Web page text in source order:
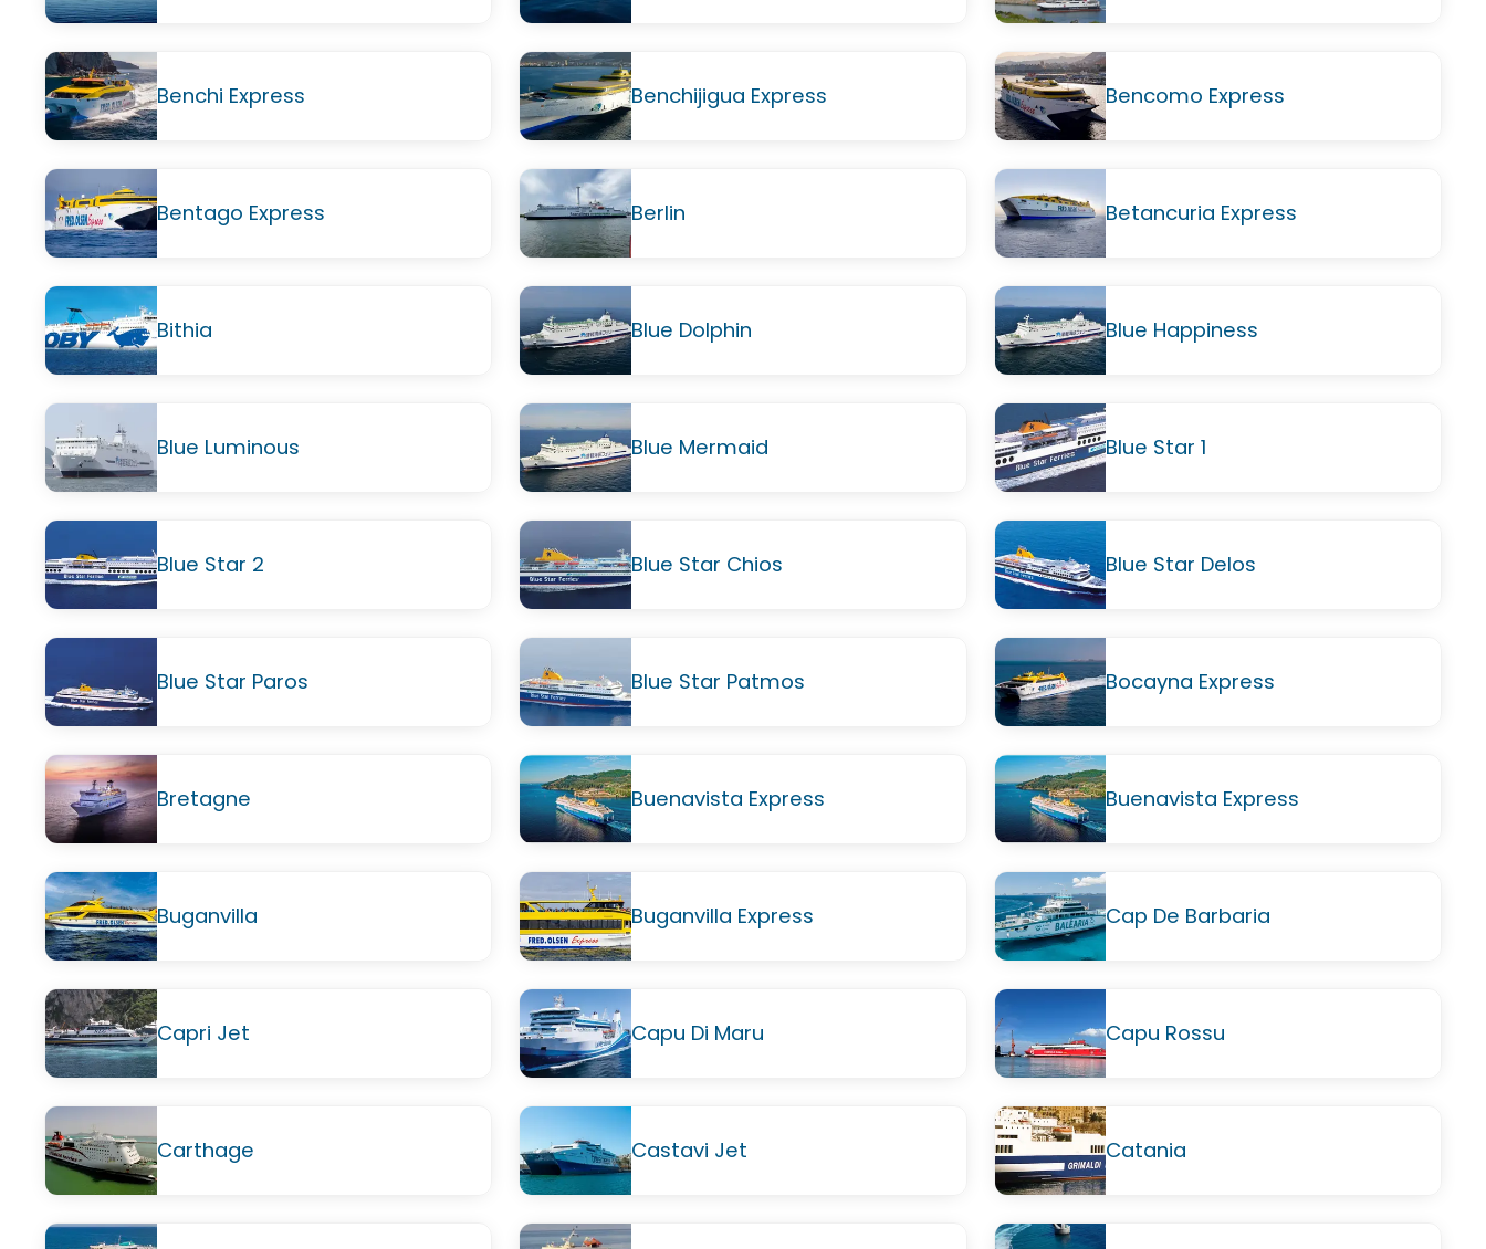
Benchi Express Benchijigua Express Bencomo Express
Bentago Express Berlin Betancuria Express
Bithia Blue Dolphin Blue Happiness
Blue Luminous Blue Mermaid Blue Star 1
Blue Star 2 Blue Star Chios Blue Star Delos
Blue Star Paros Blue Star Patmos Bocayna Express
Bretagne Buenavista Express Buenavista Express
Buganvilla Buganvilla Express Cap De Barbaria
Capri Jet Capu Di Maru Capu Rossu
Carthage Castavi Jet Catania